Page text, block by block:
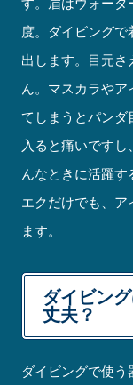
す。眉はウォータ
度。ダイビング
出します。目元
ん。マスカラや
てしまうとパンダ
入ると痛いです
んなときに活躍
エクだけでも、
ます。
ダイビン
丈夫？
ダイビングで使